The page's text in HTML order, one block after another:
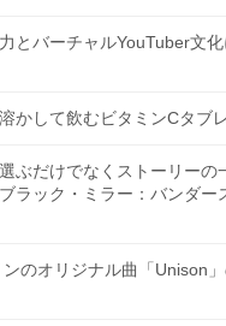
とバーチャルYouTuber文
かして飲むビタミンCタブ
ぶだけでなくストーリーの
ラック・ミラー：バンダー
のオリジナル曲「Unison